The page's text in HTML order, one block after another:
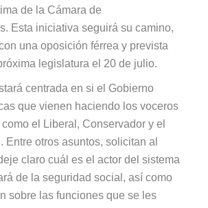
de la Cámara de
Esta iniciativa seguirá su camino,
una oposición férrea y prevista
legislatura el 20 de julio.
centrada en si el Gobierno
que vienen haciendo los voceros
el Liberal, Conservador y el
Entre otros asuntos, solicitan al
claro cuál es el actor del sistema
de la seguridad social, así como
sobre las funciones que se les